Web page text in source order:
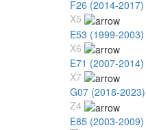
F26 (2014-2017)
X5
E53 (1999-2003)
X6
E71 (2007-2014)
X7
G07 (2018-2023)
Z4
E85 (2003-2009)